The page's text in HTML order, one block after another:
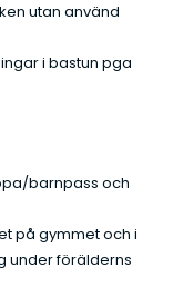
utan använd
i bastun pga
barnpass och
på gymmet och i
under förälderns